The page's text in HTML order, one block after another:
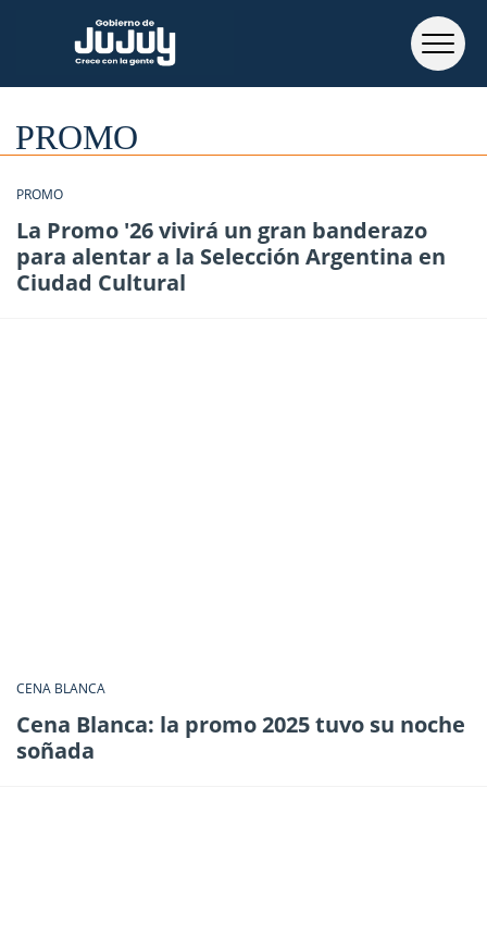
PROMO
PROMO
La Promo '26 vivirá un gran banderazo
para alentar a la Selección Argentina en
Ciudad Cultural
CENA BLANCA
Cena Blanca: la promo 2025 tuvo su noche
soñada